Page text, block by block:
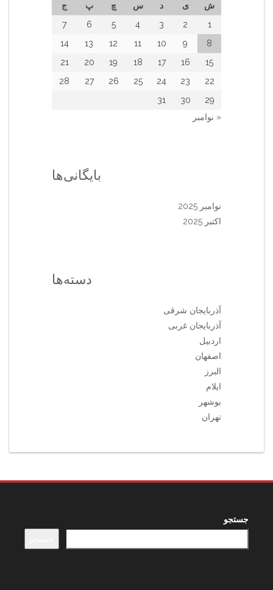
ش ی د س چ پ
ج
1
2
3
4
5
6
7
8
9
10
11
12
13
14
15
16
17
18
19
20
21
22
23
24
25
26
27
28
29
30
31
« نوامبر
بایگانی‌ها
نوامبر 2025
اکتبر 2025
دسته‌ها
آذربایجان شرقی
آذربایجان غربی
اردبیل
اصفهان
البرز
ایلام
بوشهر
تهران
جستجو